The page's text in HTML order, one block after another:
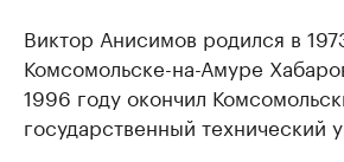
Виктор Анисимов родился в
Комсомольске-на-Амуре
1996 году окончил
государственный технический